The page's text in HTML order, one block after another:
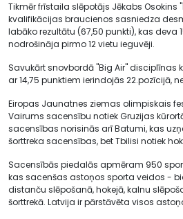
Tikmēr frīstaila slēpotājs Jēkabs Osokins
kvalifikācijas braucienos sasniedza
labāko rezultātu (67,50 punkti), kas deva
nodrošināja pirmo 12 vietu ieguvēji.
Savukārt snovbordā "Big Air" disciplīnas
ar 14,75 punktiem ierindojās 22.pozīcijā,
Eiropas Jaunatnes ziemas olimpiskais
Vairums sacensību notiek Gruzijas
sacensības norisinās arī Batumi, kas
šorttreka sacensības, bet Tbilisi notiek
Sacensībās piedalās apmēram 950
kas sacenšas astoņos sporta veidos -
distanču slēpošanā, hokejā, kalnu
šorttrekā. Latvija ir pārstāvēta visos